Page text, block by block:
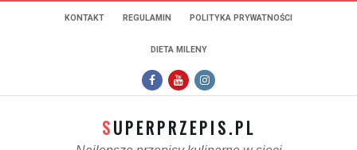
KONTAKT REGULAMIN POLITYKA PRYWATNOŚCI
DIETA MILENY
SUPERPRZEPIS.PL